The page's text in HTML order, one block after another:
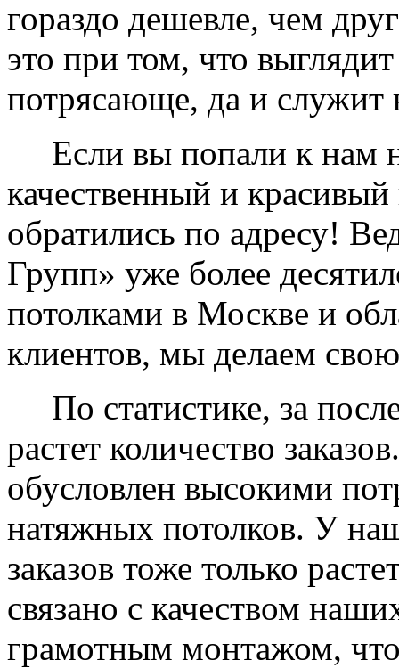
гораздо дешевле, чем
это при том, что
потрясающе, да и служит
Если вы попали к нам
качественный и
обратились по адресу!
Групп» уже более
потолками в Москве и
клиентов, мы делаем
По статистике, за
растет количество
обусловлен высокими
натяжных потолков. У
заказов тоже только
связано с качеством
грамотным монтажом,